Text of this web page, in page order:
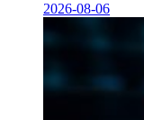
2026-08-06